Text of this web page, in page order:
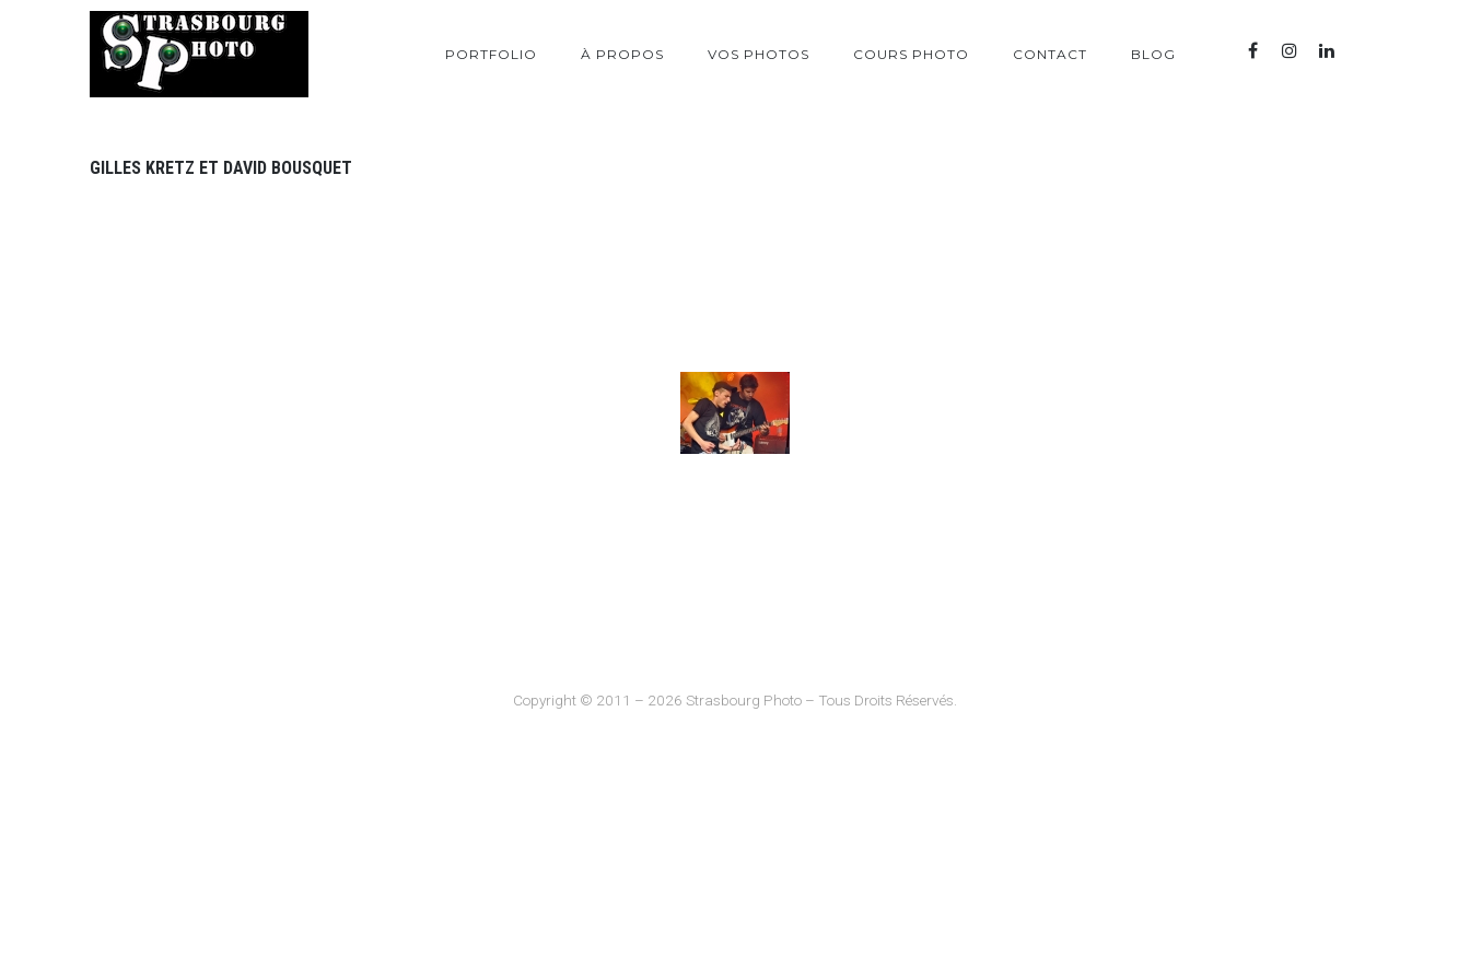
PORTFOLIO À PROPOS VOS PHOTOS COURS PHOTO CONTACT BLOG
GILLES KRETZ ET DAVID BOUSQUET
Copyright © 2011 – 2026 Strasbourg Photo – Tous Droits Réservés.